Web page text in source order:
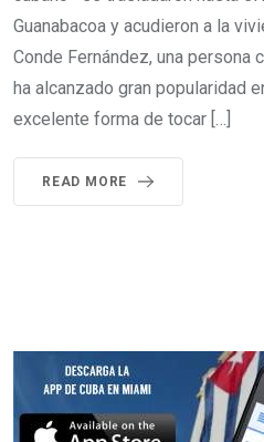
Guanabacoa y acudieron a la
Conde Fernández, una persona
ha alcanzado gran popularidad
excelente forma de tocar […]
READ MORE